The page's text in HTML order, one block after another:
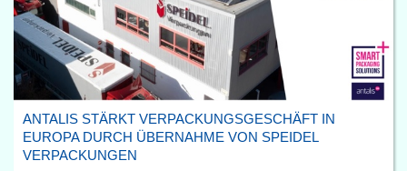
ANTALIS STÄRKT VERPACKUNGSGESCHÄFT IN
EUROPA DURCH ÜBERNAHME VON SPEIDEL
VERPACKUNGEN